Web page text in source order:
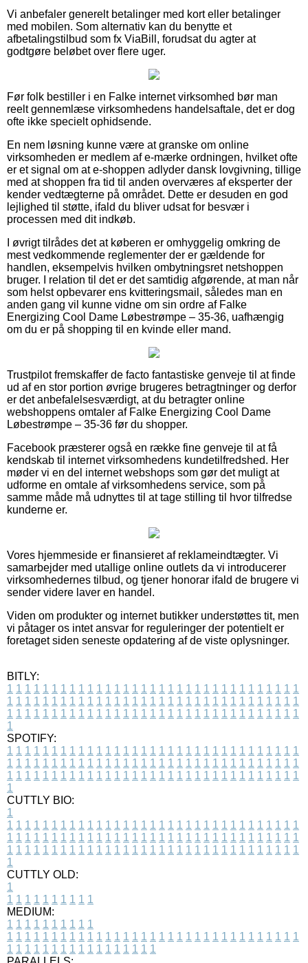
Vi anbefaler generelt betalinger med kort eller betalinger
med mobilen. Som alternativ kan du benytte et
afbetalingstilbud som fx ViaBill, forudsat du agter at
godtgøre beløbet over flere uger.
Før folk bestiller i en Falke internet virksomhed bør man
reelt gennemlæse virksomhedens handelsaftale, det er dog
ofte ikke specielt ophidsende.
En nem løsning kunne være at granske om online
virksomheden er medlem af e-mærke ordningen, hvilket ofte
er et signal om at e-shoppen adlyder dansk lovgivning, tillige
med at shoppen fra tid til anden overværes af eksperter der
kender vedtægterne på området. Dette er desuden en god
lejlighed til støtte, ifald du bliver udsat for besvær i
processen med dit indkøb.
I øvrigt tilrådes det at køberen er omhyggelig omkring de
mest vedkommende reglementer der er gældende for
handlen, eksempelvis hvilken ombytningsret netshoppen
bruger. I relation til det er det samtidig afgørende, at man når
som helst opbevarer ens kvitteringsmail, således man en
anden gang vil kunne vidne om sin ordre af Falke
Energizing Cool Dame Løbestrømpe – 35-36, uafhængig
om du er på shopping til en kvinde eller mand.
Trustpilot fremskaffer de facto fantastiske genveje til at finde
ud af en stor portion øvrige brugeres betragtninger og derfor
er det anbefalelsesværdigt, at du betragter online
webshoppens omtaler af Falke Energizing Cool Dame
Løbestrømpe – 35-36 før du shopper.
Facebook præsterer også en række fine genveje til at få
kendskab til internet virksomhedens kundetilfredshed. Her
møder vi en del internet webshops som gør det muligt at
udforme en omtale af virksomhedens service, som på
samme måde må udnyttes til at tage stilling til hvor tilfredse
kunderne er.
Vores hjemmeside er finansieret af reklameindtægter. Vi
samarbejder med utallige online outlets da vi introducerer
virksomhedernes tilbud, og tjener honorar ifald de brugere vi
sender videre laver en handel.
Viden om produkter og internet butikker understøttes tit, men
vi påtager os intet ansvar for reguleringer der potentielt er
foretaget siden seneste opdatering af de viste oplysninger.
BITLY:
1 1 1 1 1 1 1 1 1 1 1 1 1 1 1 1 1 1 1 1 1 1 1 1 1 1 1 1 1 1 1 1 1
1 1 1 1 1 1 1 1 1 1 1 1 1 1 1 1 1 1 1 1 1 1 1 1 1 1 1 1 1 1 1 1 1
1 1 1 1 1 1 1 1 1 1 1 1 1 1 1 1 1 1 1 1 1 1 1 1 1 1 1 1 1 1 1 1 1
1
SPOTIFY:
1 1 1 1 1 1 1 1 1 1 1 1 1 1 1 1 1 1 1 1 1 1 1 1 1 1 1 1 1 1 1 1 1
1 1 1 1 1 1 1 1 1 1 1 1 1 1 1 1 1 1 1 1 1 1 1 1 1 1 1 1 1 1 1 1 1
1 1 1 1 1 1 1 1 1 1 1 1 1 1 1 1 1 1 1 1 1 1 1 1 1 1 1 1 1 1 1 1 1
1
CUTTLY BIO:
1
1 1 1 1 1 1 1 1 1 1 1 1 1 1 1 1 1 1 1 1 1 1 1 1 1 1 1 1 1 1 1 1 1
1 1 1 1 1 1 1 1 1 1 1 1 1 1 1 1 1 1 1 1 1 1 1 1 1 1 1 1 1 1 1 1 1
1 1 1 1 1 1 1 1 1 1 1 1 1 1 1 1 1 1 1 1 1 1 1 1 1 1 1 1 1 1 1 1 1
1
CUTTLY OLD:
1
1 1 1 1 1 1 1 1 1 1
MEDIUM:
1 1 1 1 1 1 1 1 1 1
1 1 1 1 1 1 1 1 1 1 1 1 1 1 1 1 1 1 1 1 1 1 1 1 1 1 1 1 1 1 1 1 1
1 1 1 1 1 1 1 1 1 1 1 1 1 1 1 1 1